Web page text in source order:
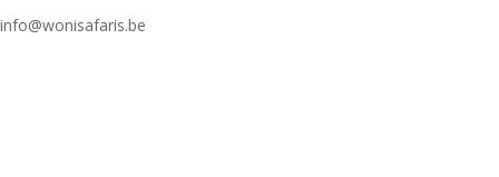
info@wonisafaris.be